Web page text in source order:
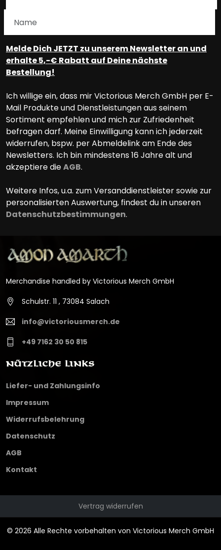
Melde Dich JETZT zu unserem Newsletter an und
erhalte 5,-€ Rabatt auf Deine nächste
Bestellung!
Ich willige ein, dass mir Victorious Merch GmbH per E-
Mail Produkte und Dienstleistungen aus seinem
Sortiment empfehlen und mich zur Zufriedenheit
befragen darf. Meine Einwilligung kann ich jederzeit
widerrufen, bspw. per Abmeldelink am Ende des
Newsletters. Ich bin mindestens 16 Jahre alt und
akzeptiere dieAGB.
Weitere Infos, u.a. zum Versanddienstleister sowie zur
personalisierten Auswertung, findest du in unseren
Datenschutzbestimmungen.
Merchandise handled by Victorious Merch GmbH
Schulstr. 11 , 73084 Salach
info@victoriousmerch.de
+49 7162 30 50 815
Nützliche Links
Liefer- und Zahlungsinfo
Impressum
Widerrufsbelehrung
Datenschutz
AGB
Kontakt
Vertrag widerrufen
© 2026 Alle Rechte vorbehalten von Victorious Merch GmbH